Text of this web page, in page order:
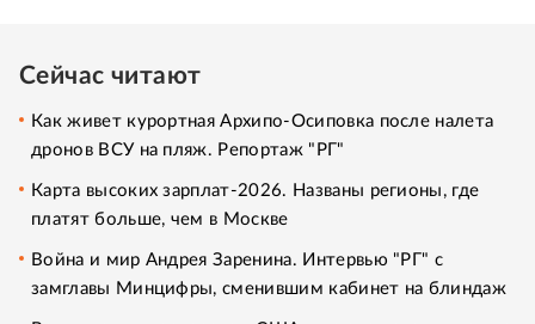
Сейчас читают
Как живет курортная Архипо-Осиповка после налета
дронов ВСУ на пляж. Репортаж "РГ"
Карта высоких зарплат-2026. Названы регионы, где
платят больше, чем в Москве
Война и мир Андрея Заренина. Интервью "РГ" с
замглавы Минцифры, сменившим кабинет на блиндаж